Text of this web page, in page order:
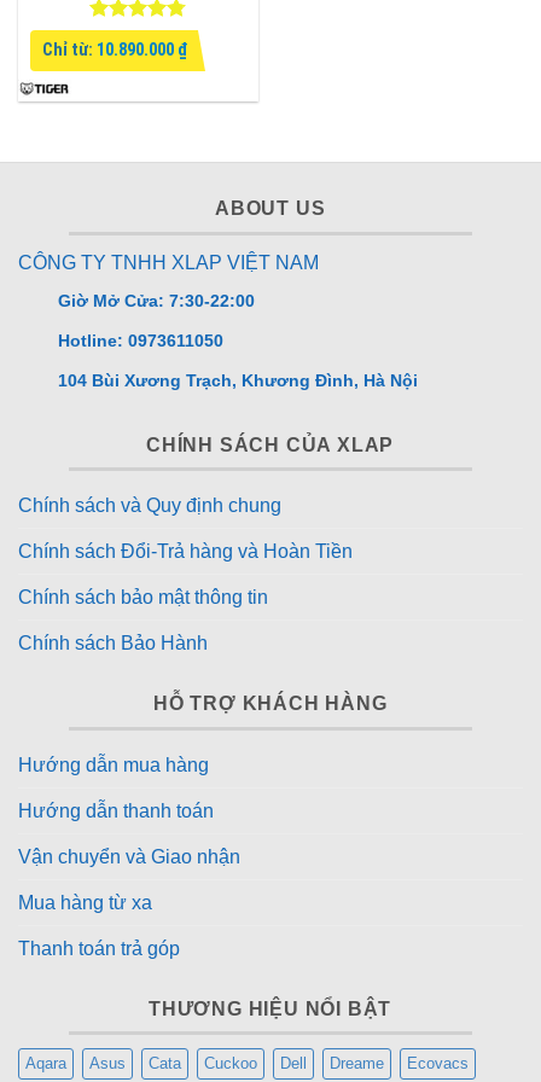
Được xếp
hạng4.75
5 sao
Chỉ từ: 10.890.000 ₫
ABOUT US
CÔNG TY TNHH XLAP VIỆT NAM
Giờ Mở Cửa: 7:30-22:00
Hotline: 0973611050
104 Bùi Xương Trạch, Khương Đình, Hà Nội
CHÍNH SÁCH CỦA XLAP
Chính sách và Quy định chung
Chính sách Đổi-Trả hàng và Hoàn Tiền
Chính sách bảo mật thông tin
Chính sách Bảo Hành
HỖ TRỢ KHÁCH HÀNG
Hướng dẫn mua hàng
Hướng dẫn thanh toán
Vận chuyển và Giao nhận
Mua hàng từ xa
Thanh toán trả góp
THƯƠNG HIỆU NỔI BẬT
Aqara Asus Cata Cuckoo Dell Dreame Ecovacs